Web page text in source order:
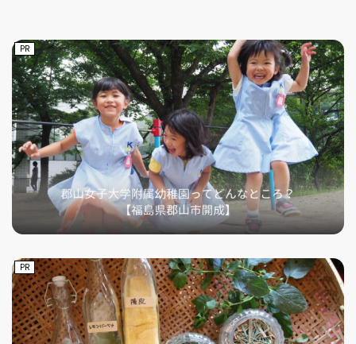
PR
PR